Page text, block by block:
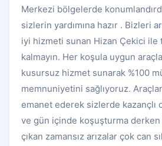
Merkezi bölgelerde
sizlerin yardımına hazır . Bizleri
iyi hizmeti sunan Hizan Çekici ile
kalmayın. Her koşula uygun
kusursuz hizmet sunarak %100
memnuniyetini sağlıyoruz.
emanet ederek sizlerde kazançlı
ve gün içinde koşuşturma derken
çıkan zamansız arızalar çok can